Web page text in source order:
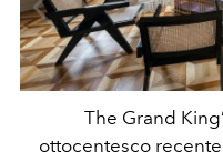
The Grand
ottocentesco